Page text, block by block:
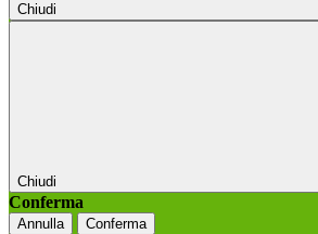
Chiudi
Chiudi
Conferma
Annulla Conferma